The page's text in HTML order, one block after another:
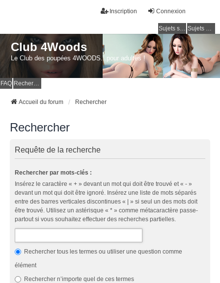
Connexion
Inscription
Sujets sans réponse Sujets actifs
Club 4Woods
Le Club des poupées 4WOODS...pour adultes !
FAQ
Accueil du forum Rechercher
Rechercher
Requête de la recherche
Rechercher par mots-clés :
Insérez le caractère « + » devant un mot qui doit être trouvé et « - »
devant un mot qui doit être ignoré. Insérez une liste de mots séparés
entre des barres verticales discontinues « | » si seul un des mots doit
être trouvé. Utilisez un astérisque « * » comme métacaractère passe-
partout si vous souhaitez effectuer des recherches partielles.
Rechercher tous les termes ou utiliser une question comme
élément
Rechercher n’importe quel de ces termes